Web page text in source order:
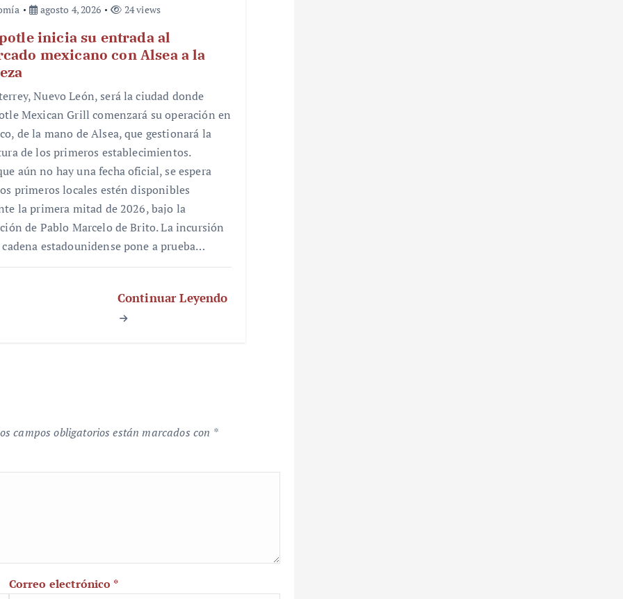
agosto 4, 2026 24 views
inicia su entrada al
mexicano con Alsea a la
Nuevo León, será la ciudad donde
Mexican Grill comenzará su operación en
de la mano de Alsea, que gestionará la
de los primeros establecimientos.
aún no hay una fecha oficial, se espera
primeros locales estén disponibles
la primera mitad de 2026, bajo la
de Pablo Marcelo de Brito. La incursión
cadena estadounidense pone a prueba…
Continuar Leyendo
campos obligatorios están marcados con *
Correo electrónico *